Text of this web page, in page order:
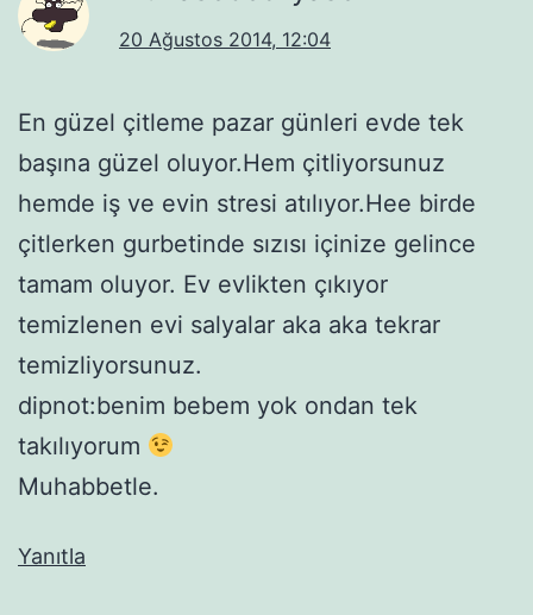
20 Ağustos 2014, 12:04
En güzel çitleme pazar günleri evde tek
başına güzel oluyor.Hem çitliyorsunuz
hemde iş ve evin stresi atılıyor.Hee birde
çitlerken gurbetinde sızısı içinize gelince
tamam oluyor. Ev evlikten çıkıyor
temizlenen evi salyalar aka aka tekrar
temizliyorsunuz.
dipnot:benim bebem yok ondan tek
takılıyorum
Muhabbetle.
Yanıtla